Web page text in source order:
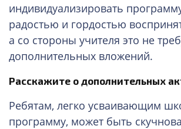
индивидуализировать
радостью и гордостью
а со стороны учителя это не
дополнительных вложений.
Расскажите о дополнительных
Ребятам, легко усваивающим
программу, может быть